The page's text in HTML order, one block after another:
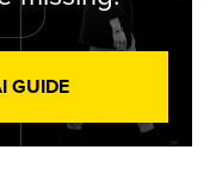
GUIDE